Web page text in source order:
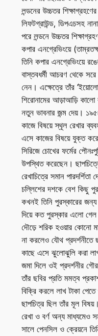
লন্ডনের উচ্চতর
লিফটগ্রাউন্ড, ডিপএচসহ
পরে লন্ডনে উচ্চতর
কপার এনগ্রেভিংয়ে
তিনি কপার এনগ্রেভিংয়ে
বাস্তবধর্মী আচরণ থেকে
নেন। এক্ষেত্রে তাঁর
শিরোনামের আড়াআড়ি কালো
নতুন ভাবনার জন্ম দেয়।
কাজে বিষয়ে স্থূল রেখার
এসে কাজের বিষয়ে যুক্ত
সিরিজে চোখের ফর্মের
উপস্থিত করেছেন।
রেখাচিত্রে সমান পারদর্শিতা
চল্লিশের দশকে বেশ কিছু
কখনই তিনি পুরস্কারের জন্য
দিয়ে কত পুরস্কার এলো
দৌড়ে শরিক হওয়ার কোনো
না করলেও যৌথ
কাছে এসে ঝুলোঝুলি করা
জমা দিলে ওই প্রদর্শনীর
তাঁর ছবির প্রতি মমত্ব
বিক্রি করলে লাখ টাকা
ছাপচিত্র ছিল তাঁর মূল
রেখা ও বর্ণ অন্য মাধ্যমেও
সালে পেনসিল ও ক্রেয়নে